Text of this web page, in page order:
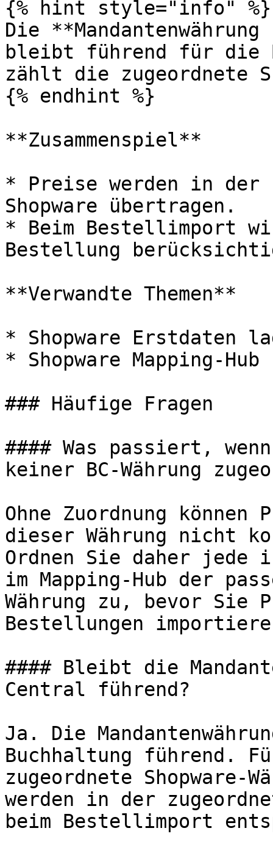
{% hint style="info" %}
Die
bleibt führend für die
zählt die zugeordnete
{% endhint %}
**Zusammenspiel**
* Preise werden in der
Shopware übertragen.
* Beim Bestellimport
Bestellung
**Verwandte Themen**
* Shopware Erstdaten
* Shopware Mapping-Hub
### Häufige Fragen
#### Was passiert,
keiner BC-Währung
Ohne Zuordnung
dieser Währung nicht
Ordnen Sie daher jede
im Mapping-Hub der
Währung zu, bevor Sie
Bestellungen
#### Bleibt die
Central führend?
Ja. Die
Buchhaltung führend.
zugeordnete Shopware-
werden in der
beim Bestellimport